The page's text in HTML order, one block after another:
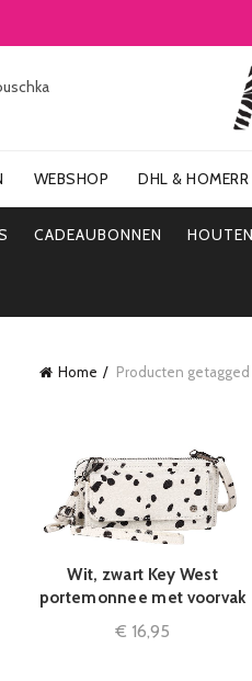
WEBSHOP DHL & HOMERR
CADEAUBONNEN
Home Producten getagged
IN WINKELMAND
Wit, zwart Key West
portemonnee met voorvak
€ 16,95